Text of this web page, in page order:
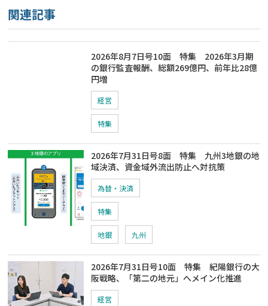
関連記事
2026年8月7日号10面 特集 2026年3月期
の銀行監査報酬、総額269億円、前年比28億
円増
経営
特集
2026年7月31日号8面 特集 九州3地銀の地
域決済、資金域外流出防止へ対抗策
為替・決済
特集
地銀 九州
2026年7月31日号10面 特集 紀陽銀行の大
阪戦略、「第二の地元」へメイン化推進
経営